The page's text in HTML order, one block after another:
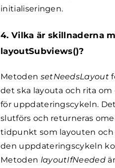
initialiseringen.
4. Vilka är skillnaderna
layoutSubviews()?
Metoden setNeedsLayout
det ska layouta och rita
för uppdateringscykeln.
slutförs och returneras
tidpunkt som layouten
den uppdateringscykeln
Metoden layoutIfNeeded